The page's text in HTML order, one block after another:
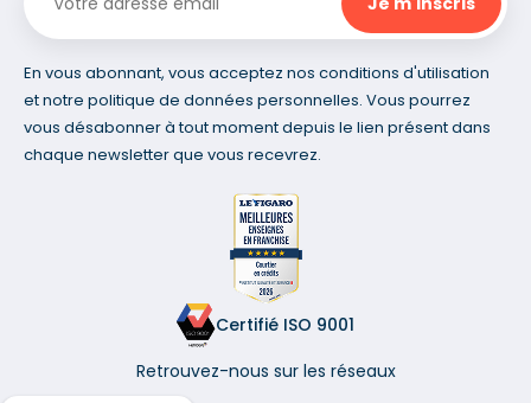
En vous abonnant, vous acceptez nos conditions d'utilisation
et notre politique de données personnelles. Vous pourrez
vous désabonner à tout moment depuis le lien présent dans
chaque newsletter que vous recevrez.
Certifié ISO 9001
Retrouvez-nous sur les réseaux